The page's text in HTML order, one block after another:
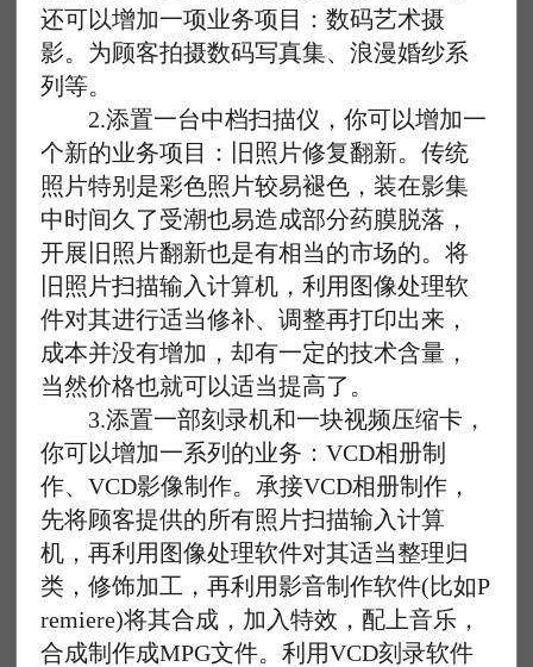
还可以增加一项业务项目：数码艺术摄
影。为顾客拍摄数码写真集、浪漫婚纱系
列等。
2.添置一台中档扫描仪，你可以增加一
个新的业务项目：旧照片修复翻新。传统
照片特别是彩色照片较易褪色，装在影集
中时间久了受潮也易造成部分药膜脱落，
开展旧照片翻新也是有相当的市场的。将
旧照片扫描输入计算机，利用图像处理软
件对其进行适当修补、调整再打印出来，
成本并没有增加，却有一定的技术含量，
当然价格也就可以适当提高了。
3.添置一部刻录机和一块视频压缩卡，
你可以增加一系列的业务：VCD相册制
作、VCD影像制作。承接VCD相册制作，
先将顾客提供的所有照片扫描输入计算
机，再利用图像处理软件对其适当整理归
类，修饰加工，再利用影音制作软件(比如P
remiere)将其合成，加入特效，配上音乐，
合成制作成MPG文件。利用VCD刻录软件